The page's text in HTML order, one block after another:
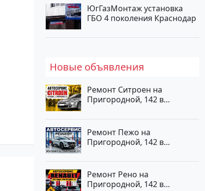
ЮгГазМонтаж установка
ГБО 4 поколения Краснодар
Новые объявления
Ремонт Ситроен на
Пригородной, 142 в
Ремонт Пежо на
Пригородной, 142 в
Ремонт Рено на
Пригородной, 142 в